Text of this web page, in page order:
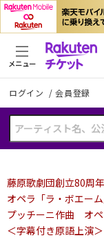
ログイン /会員登録
メニュー
藤原歌劇団創立80周
オペラ「ラ・ボエーム
プッチーニ作曲 オ
＜字幕付き原語上演＞